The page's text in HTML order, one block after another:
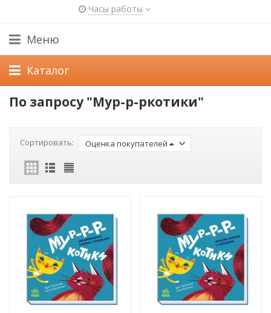
Часы работы
Меню
Каталог
По запросу "Мур-р-ркотики"
Сортировать: Оценка покупателей